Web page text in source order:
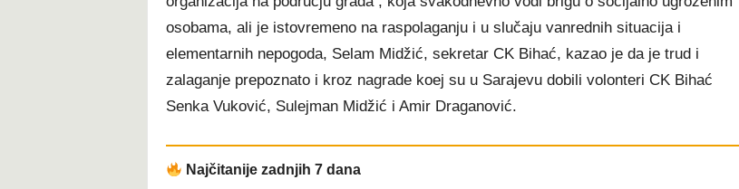
t
osobama, ali je istovremeno na raspolaganju i u slučaju vanrednih situacija i
elementarnih nepogoda, Selam Midžić, sekretar CK Bihać, kazao je da je trud i
zalaganje prepoznato i kroz nagrade koej su u Sarajevu dobili volonteri CK Bihać
Senka Vuković, Sulejman Midžić i Amir Draganović.
Najčitanije zadnjih 7 dana